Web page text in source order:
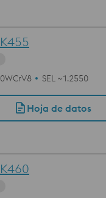
SEL ~1.2550
Hoja de datos